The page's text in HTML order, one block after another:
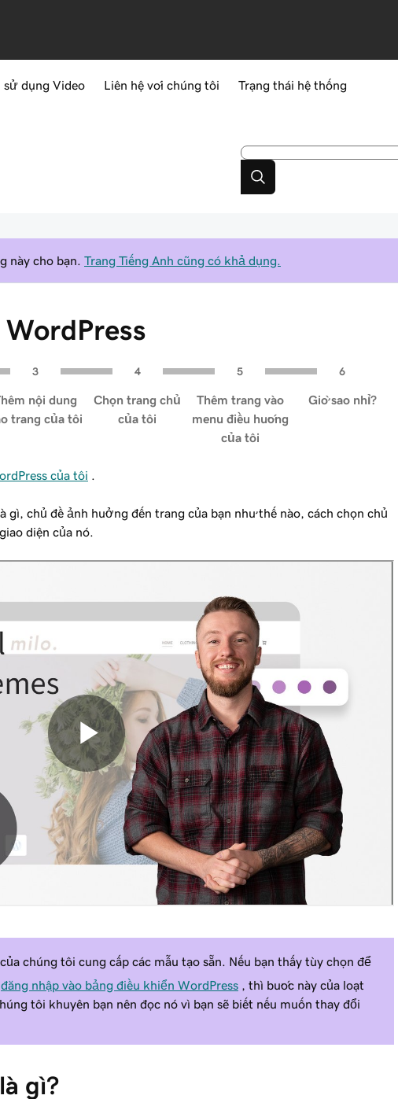
sử dụng Video Liên hệ với chúng tôi Trạng thái hệ thống
này cho bạn. Trang Tiếng Anh cũng có khả dụng.
nội dung
trang của tôi
Chọn trang chủ
của tôi
Thêm trang vào
menu điều hướng
của tôi
Giờ sao nhỉ?
của tôi
gì, chủ đề ảnh hưởng đến trang của bạn như thế nào, cách chọn chủ
diện của nó.
chúng tôi cung cấp các mẫu tạo sẵn. Nếu bạn thấy tùy chọn để
đăng nhập vào bảng điều khiển WordPress , thì bước này của loạt
tôi khuyên bạn nên đọc nó vì bạn sẽ biết nếu muốn thay đổi
gì?